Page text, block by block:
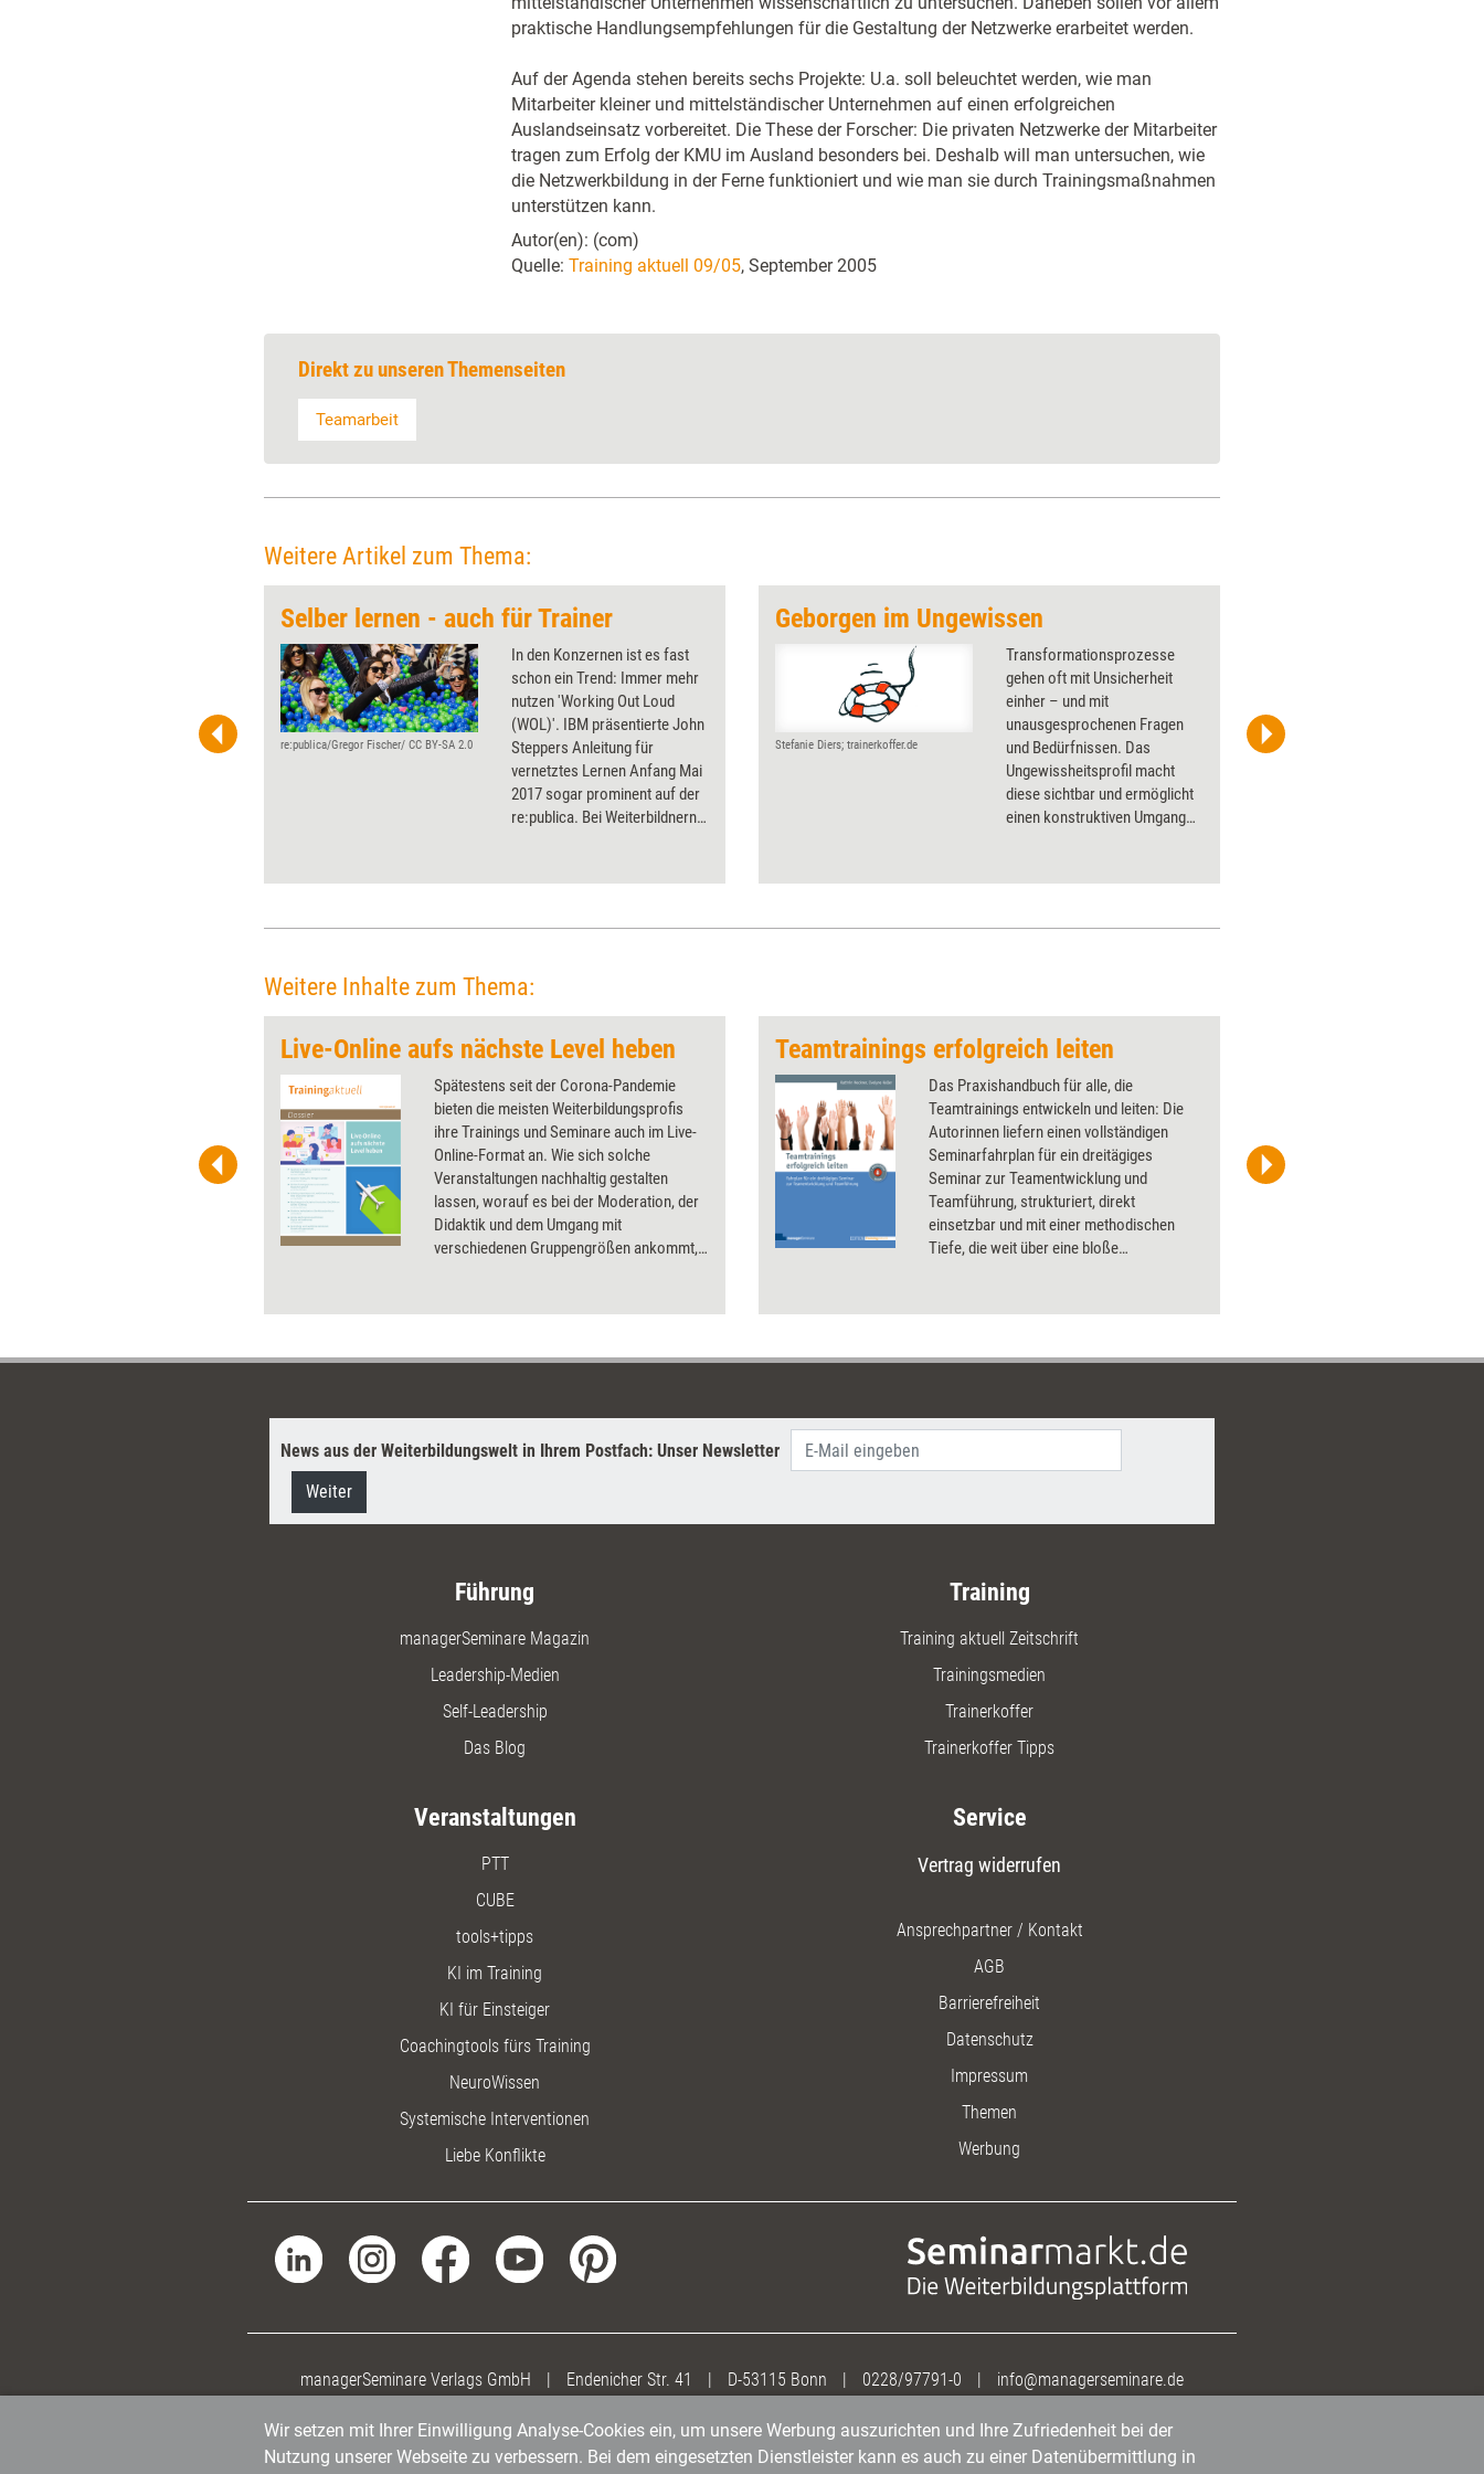
praktische Handlungsempfehlungen für die Gestaltung der Netzwerke erarbeitet werden.
Auf der Agenda stehen bereits sechs Projekte: U.a. soll beleuchtet werden, wie man
Mitarbeiter kleiner und mittelständischer Unternehmen auf einen erfolgreichen
Auslandseinsatz vorbereitet. Die These der Forscher: Die privaten Netzwerke der Mitarbeiter
tragen zum Erfolg der KMU im Ausland besonders bei. Deshalb will man untersuchen, wie
die Netzwerkbildung in der Ferne funktioniert und wie man sie durch Trainingsmaßnahmen
unterstützen kann.
Autor(en): (com)
Quelle: Training aktuell 09/05, September 2005
Direkt zu unseren Themenseiten
Teamarbeit
Weitere Artikel zum Thema:
Selber lernen - auch für Trainer
re:publica/Gregor Fischer/ CC BY-SA 2.0
In den Konzernen ist es fast
schon ein Trend: Immer mehr
nutzen 'Working Out Loud
(WOL)'. IBM präsentierte John
Steppers Anleitung für
vernetztes Lernen Anfang Mai
2017 sogar prominent auf der
re:publica. Bei Weiterbildnern
überraschend, schließlich
sie. Doch davon sollten sich
nicht abschrecken lassen.
Geborgen im Ungewissen
Stefanie Diers; trainerkoffer.de
Transformationsprozesse
gehen oft mit Unsicherheit
einher – und mit
unausgesprochenen Fragen
und Bedürfnissen. Das
Ungewissheitsprofil macht
diese sichtbar und ermöglicht
einen konstruktiven Umgang
entstehen kann.
Stefanie Diers/www.trainerkoffer.de
Weitere Inhalte zum Thema:
Live-Online aufs nächste Level heben
Spätestens seit der Corona-Pandemie
bieten die meisten Weiterbildungsprofis
ihre Trainings und Seminare auch im Live-
Online-Format an. Wie sich solche
Veranstaltungen nachhaltig gestalten
lassen, worauf es bei der Moderation, der
Didaktik und dem Umgang mit
verschiedenen Gruppengrößen ankommt,
Teamtrainings erfolgreich leiten
Das Praxishandbuch für alle, die
Teamtrainings entwickeln und leiten: Die
Autorinnen liefern einen vollständigen
Seminarfahrplan für ein dreitägiges
Seminar zur Teamentwicklung und
Teamführung, strukturiert, direkt
einsetzbar und mit einer methodischen
Tiefe, die weit über eine bloße
systematisch an der Wirksamkeit von
verlässliches Handwerkszeug.
News aus der Weiterbildungswelt in Ihrem Postfach: Unser Newsletter
Weiter
Führung
managerSeminare Magazin
Leadership-Medien
Self-Leadership
Das Blog
Training
Training aktuell Zeitschrift
Trainingsmedien
Trainerkoffer
Trainerkoffer Tipps
Veranstaltungen
PTT
CUBE
tools+tipps
KI im Training
KI für Einsteiger
Coachingtools fürs Training
NeuroWissen
Systemische Interventionen
Liebe Konflikte
Service
Vertrag widerrufen
Ansprechpartner / Kontakt
AGB
Barrierefreiheit
Datenschutz
Impressum
Themen
Werbung
managerSeminare Verlags GmbH | Endenicher Str. 41 | D-53115 Bonn | 0228/97791-0 | info@managerseminare.de
Wir setzen mit Ihrer Einwilligung Analyse-Cookies ein, um unsere Werbung auszurichten und Ihre Zufriedenheit bei der
Nutzung unserer Webseite zu verbessern. Bei dem eingesetzten Dienstleister kann es auch zu einer Datenübermittlung in